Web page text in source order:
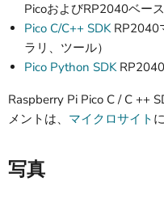
PicoおよびRP2040ベー
Pico C/C++ SDKRP2040
ラリ、ツール）
Pico Python SDK
Raspberry Pi Pico C / C ++
メントは、 マイクロサイト
写真